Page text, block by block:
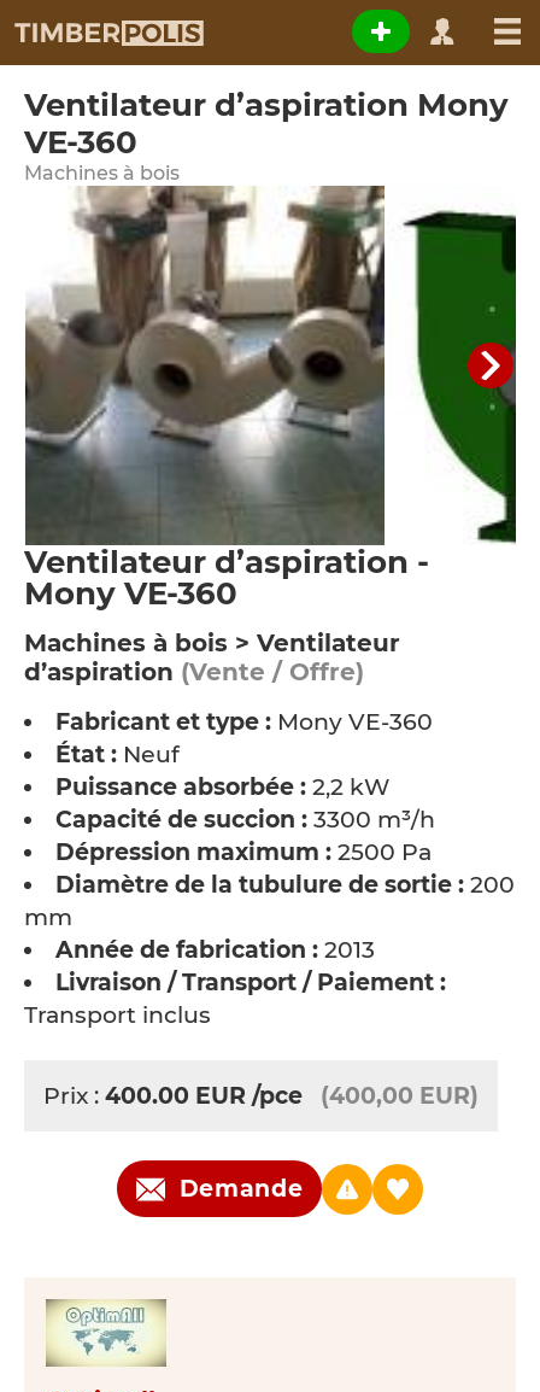
Ventilateur d’aspiration Mony
VE-360
Machines à bois
Ventilateur d’aspiration -
Mony VE-360
Machines à bois > Ventilateur
d’aspiration (Vente / Offre)
Fabricant et type : Mony VE-360
État : Neuf
Puissance absorbée : 2,2 kW
Capacité de succion : 3300 m³/h
Dépression maximum : 2500 Pa
Diamètre de la tubulure de sortie : 200
mm
Année de fabrication : 2013
Livraison / Transport / Paiement :
Transport inclus
Prix : 400.00 EUR /pce (400,00 EUR)
Demande